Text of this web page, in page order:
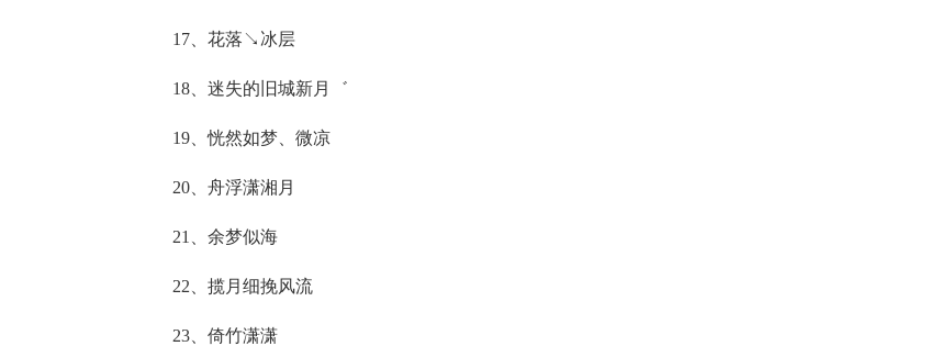
17、花落↘冰层
18、迷失的旧城新月゛
19、恍然如梦、微凉
20、舟浮潇湘月
21、余梦似海
22、揽月细挽风流
23、倚竹潇潇